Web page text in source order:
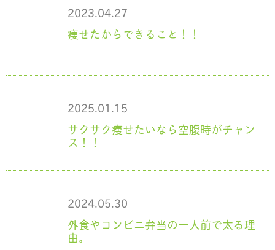
2023.04.27
痩せたからできること！！
2025.01.15
サクサク痩せたいなら空腹時がチャン
ス！！
2024.05.30
外食やコンビニ弁当の一人前で太る理
由。